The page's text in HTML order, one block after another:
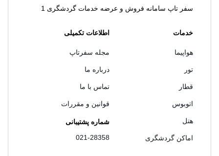
سفر تاپ سامانه فروش و عرضه خدمات گردشگری 1
خدمات
هواپیما
تور
قطار
اتوبوس
هتل
اماکن گردشگری
اطلاعات تکمیلی
مجله سفرتاپ
درباره ما
تماس با ما
قوانین و مقررات
شماره پشتیبانی
021-28358